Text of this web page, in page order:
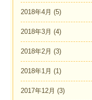
2018年4月 (5)
2018年3月 (4)
2018年2月 (3)
2018年1月 (1)
2017年12月 (3)